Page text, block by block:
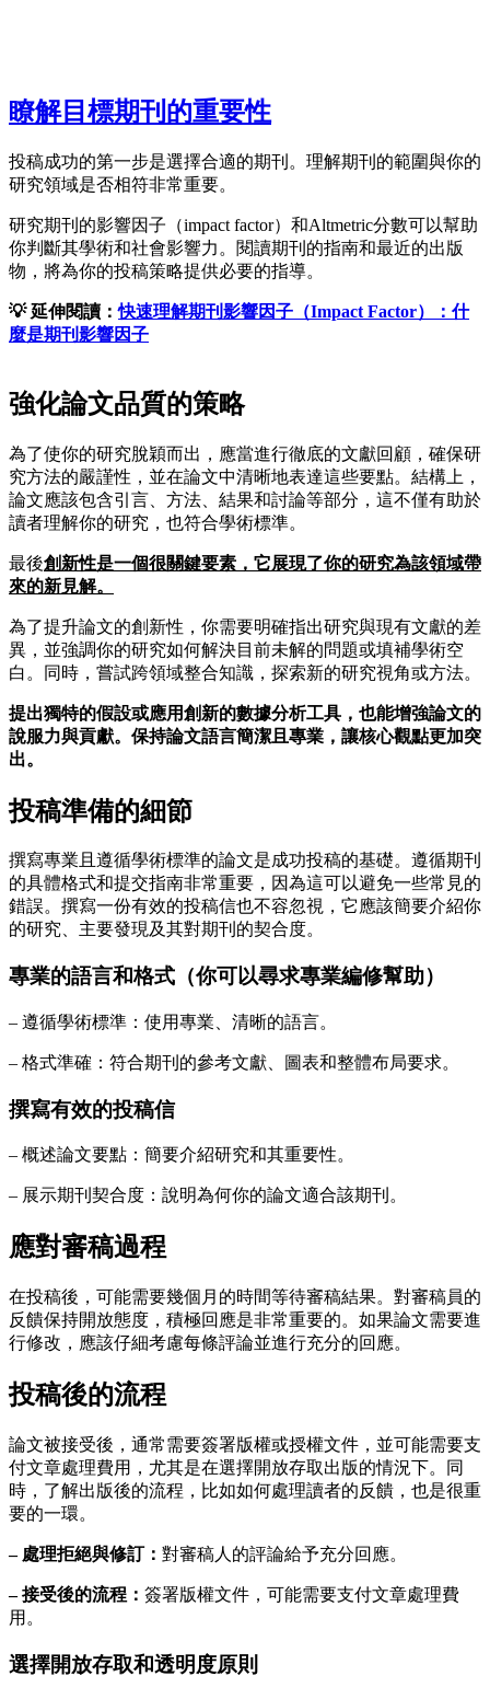
瞭解目標期刊的重要性
投稿成功的第一步是選擇合適的期刊。理解期刊的範圍與你的
研究領域是否相符非常重要。
研究期刊的影響因子（impact factor）和Altmetric分數可以幫助
你判斷其學術和社會影響力。閱讀期刊的指南和最近的出版
物，將為你的投稿策略提供必要的指導。
💡 延伸閱讀：快速理解期刊影響因子（Impact Factor）：什
麼是期刊影響因子
強化論文品質的策略
為了使你的研究脫穎而出，應當進行徹底的文獻回顧，確保研
究方法的嚴謹性，並在論文中清晰地表達這些要點。結構上，
論文應該包含引言、方法、結果和討論等部分，這不僅有助於
讀者理解你的研究，也符合學術標準。
最後創新性是一個很關鍵要素，它展現了你的研究為該領域帶
來的新見解。
為了提升論文的創新性，你需要明確指出研究與現有文獻的差
異，並強調你的研究如何解決目前未解的問題或填補學術空
白。同時，嘗試跨領域整合知識，探索新的研究視角或方法。
提出獨特的假設或應用創新的數據分析工具，也能增強論文的
說服力與貢獻。保持論文語言簡潔且專業，讓核心觀點更加突
出。
投稿準備的細節
撰寫專業且遵循學術標準的論文是成功投稿的基礎。遵循期刊
的具體格式和提交指南非常重要，因為這可以避免一些常見的
錯誤。撰寫一份有效的投稿信也不容忽視，它應該簡要介紹你
的研究、主要發現及其對期刊的契合度。
專業的語言和格式（你可以尋求專業編修幫助）
– 遵循學術標準：使用專業、清晰的語言。
– 格式準確：符合期刊的參考文獻、圖表和整體布局要求。
撰寫有效的投稿信
– 概述論文要點：簡要介紹研究和其重要性。
– 展示期刊契合度：說明為何你的論文適合該期刊。
應對審稿過程
在投稿後，可能需要幾個月的時間等待審稿結果。對審稿員的
反饋保持開放態度，積極回應是非常重要的。如果論文需要進
行修改，應該仔細考慮每條評論並進行充分的回應。
投稿後的流程
論文被接受後，通常需要簽署版權或授權文件，並可能需要支
付文章處理費用，尤其是在選擇開放存取出版的情況下。同
時，了解出版後的流程，比如如何處理讀者的反饋，也是很重
要的一環。
– 處理拒絕與修訂： 對審稿人的評論給予充分回應。
– 接受後的流程： 簽署版權文件，可能需要支付文章處理費
用。
選擇開放存取和透明度原則